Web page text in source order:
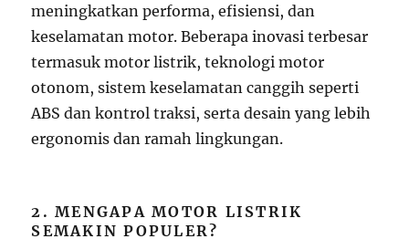
meningkatkan performa, efisiensi, dan
keselamatan motor. Beberapa inovasi terbesar
termasuk motor listrik, teknologi motor
otonom, sistem keselamatan canggih seperti
ABS dan kontrol traksi, serta desain yang lebih
ergonomis dan ramah lingkungan.
2. MENGAPA MOTOR LISTRIK
SEMAKIN POPULER?